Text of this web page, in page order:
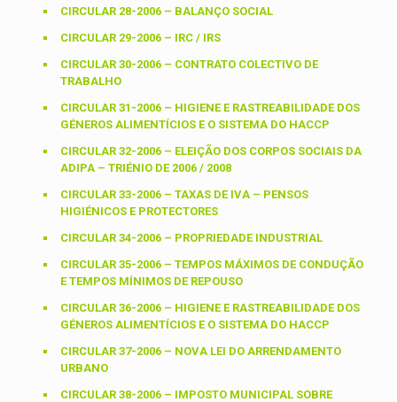
CIRCULAR 28-2006 – BALANÇO SOCIAL
CIRCULAR 29-2006 – IRC / IRS
CIRCULAR 30-2006 – CONTRATO COLECTIVO DE
TRABALHO
CIRCULAR 31-2006 – HIGIENE E RASTREABILIDADE DOS
GÉNEROS ALIMENTÍCIOS E O SISTEMA DO HACCP
CIRCULAR 32-2006 – ELEIÇÃO DOS CORPOS SOCIAIS DA
ADIPA – TRIÉNIO DE 2006 / 2008
CIRCULAR 33-2006 – TAXAS DE IVA – PENSOS
HIGIÉNICOS E PROTECTORES
CIRCULAR 34-2006 – PROPRIEDADE INDUSTRIAL
CIRCULAR 35-2006 – TEMPOS MÁXIMOS DE CONDUÇÃO
E TEMPOS MÍNIMOS DE REPOUSO
CIRCULAR 36-2006 – HIGIENE E RASTREABILIDADE DOS
GÉNEROS ALIMENTÍCIOS E O SISTEMA DO HACCP
CIRCULAR 37-2006 – NOVA LEI DO ARRENDAMENTO
URBANO
CIRCULAR 38-2006 – IMPOSTO MUNICIPAL SOBRE